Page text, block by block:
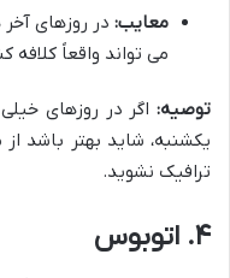
معایب: در روزهای
می تواند واقعاً کلافه
توصیه: اگر در روزهای
یکشنبه، شاید بهتر باشد از
ترافیک نشوید.
۴. اتوبوس